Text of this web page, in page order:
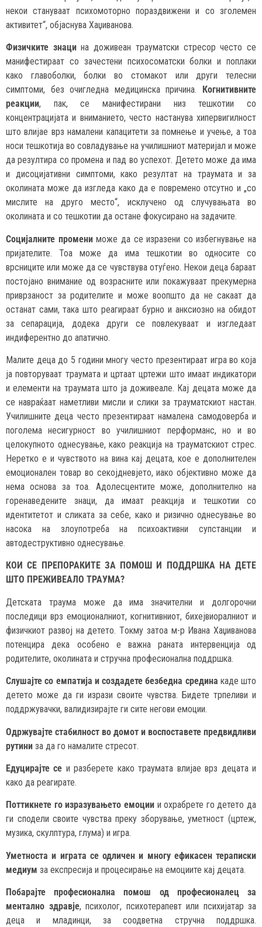
некои стануваат психомоторно пораздвижени и со зголемен
активитет“, објаснува Хаџиванова.
Физичките знацина доживеан трауматски стресор често се
манифестираат со зачестени психосоматски болки и поплаки
како главоболки, болки во стомакот или други телесни
симптоми, без очигледна медицинска причина.
Когнитивните
реакции, пак, се манифестирани низ тешкотии со
концентрацијата и вниманието, често настанува хипервигилност
што влијае врз намалени капацитети за помнење и учење, а тоа
носи тешкотија во совладување на училишниот материјал и може
да резултира со промена и пад во успехот. Детето може да има
и дисоцијативни симптоми, како резултат на траумата и за
околината може да изгледа како да е повремено отсутно и „со
мислите на друго место“, исклучено од случувањата во
околината и со тешкотии да остане фокусирано на задачите.
Социјалните промениможе да се изразени со избегнување на
пријателите. Тоа може да има тешкотии во односите со
врсниците или може да се чувствува отуѓено. Некои деца бараат
постојано внимание од возрасните или покажуваат прекумерна
приврзаност за родителите и може воопшто да не сакаат да
останат сами, така што реагираат бурно и анксиозно на обидот
за сепарација, додека други се повлекуваат и изгледаат
индиферентно до апатично.
Малите деца до 5 години многу често презентираат игра во која
ја повторуваат траумата и цртаат цртежи што имаат индикатори
и елементи на траумата што ја доживеале. Кај децата може да
се навраќаат наметливи мисли и слики за трауматскиот настан.
Училишните деца често презентираат намалена самодоверба и
поголема несигурност во училишниот перформанс, но и во
целокупното однесување, како реакција на трауматскиот стрес.
Неретко е и чувството на вина кај децата, кое е дополнителен
емоционален товар во секојдневјето, иако објективно може да
нема основа за тоа. Адолесцентите може, дополнително на
горенаведените знаци, да имаат реакција и тешкотии со
идентитетот и сликата за себе, како и ризично однесување во
насока на злоупотреба на психоактивни супстанции и
автодеструктивно однесување.
КОИ СЕ ПРЕПОРАКИТЕ ЗА ПОМОШ И ПОДДРШКА НА ДЕТЕ
ШТО ПРЕЖИВЕАЛО ТРАУМА?
Детската траума може да има значителни и долгорочни
последици врз емоционалниот, когнитивниот, бихејвиоралниот и
физичкиот развој на детето. Tокму затоа м-р Ивана Хаџиванова
потенцира дека особено е важна раната интервенција од
родителите, околината и стручна професионална поддршка.
Слушајте со емпатија и создадете безбедна средина каде што
детето може да ги изрази своите чувства. Бидете трпеливи и
поддржувачки, валидизирајте ги сите негови емоции.
Одржувајте стабилност во домот и воспоставете предвидливи
рутини за да го намалите стресот.
Едуцирајте се и разберете како траумата влијае врз децата и
како да реагирате.
Поттикнете го изразувањето емоциии охрабрете го детето да
ги сподели своите чувства преку зборување, уметност (цртеж,
музика, скулптура, глума) и игра.
Уметноста и играта се одличен и многу ефикасен тераписки
медиум за експресија и процесирање на емоциите кај децата.
Побарајте професионална помош од професионалец за
ментално здравје, психолог, психотерапевт или психијатар за
деца и младинци, за соодветна стручна поддршка.